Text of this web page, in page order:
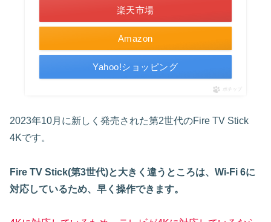
Amazon
楽天市場
Yahoo!ショッピング
ポチップ
2023年10月に新しく発売された第2世代のFire TV Stick
4Kです。
Fire TV Stick(第3世代)と大きく違うところは、Wi-Fi 6に
対応しているため、早く操作できます。